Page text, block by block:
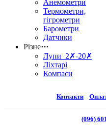
Анемометри
Термометри,
гігрометри
Барометри
Датчики
Різне⋯
Лупи 2✗-20✗
Ліхтарі
Компаси
Контакти
(096)